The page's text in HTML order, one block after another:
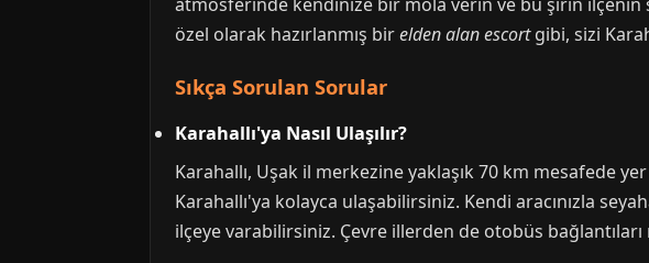
özel olarak hazırlanmış birelden alan escortgibi, sizi
Sıkça Sorulan Sorular
Karahallı'ya Nasıl Ulaşılır?
Karahallı, Uşak il merkezine yaklaşık 70 km mesafede
Karahallı'ya kolayca ulaşabilirsiniz. Kendi aracınızla
ilçeye varabilirsiniz. Çevre illerden de otobüs